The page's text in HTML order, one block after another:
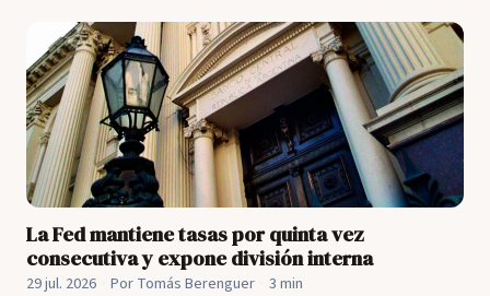
La Fed mantiene tasas por quinta vez
consecutiva y expone división interna
29 jul. 2026 Por Tomás Berenguer 3 min